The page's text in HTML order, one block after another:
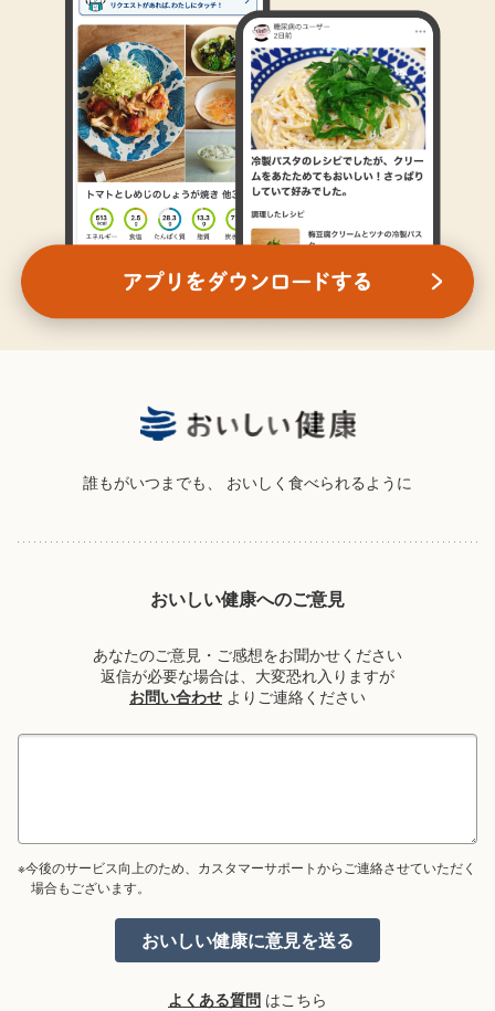
誰もがいつまでも、 おいしく食べられるように
おいしい健康へのご意見
あなたのご意見・ご感想をお聞かせください
返信が必要な場合は、大変恐れ入りますが
お問い合わせ よりご連絡ください
※今後のサービス向上のため、カスタマーサポートからご連絡させていただく
場合もございます。
よくある質問 はこちら